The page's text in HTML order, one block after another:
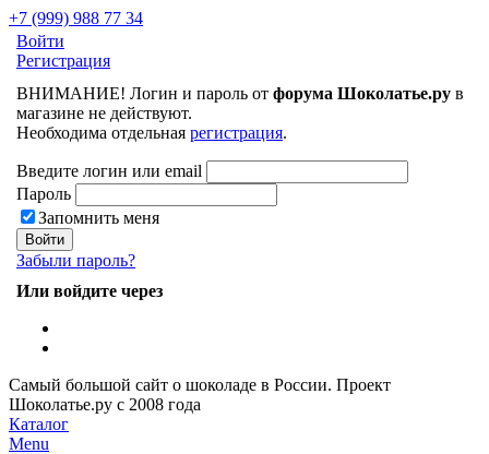
+7 (999) 988 77 34
Войти
Регистрация
ВНИМАНИЕ! Логин и пароль от форума Шоколатье.ру в
магазине не действуют.
Необходима отдельная регистрация.
Введите логин или email
Пароль
Запомнить меня
Забыли пароль?
Или войдите через
Самый большой сайт о шоколаде в России. Проект
Шоколатье.ру с 2008 года
Каталог
Menu